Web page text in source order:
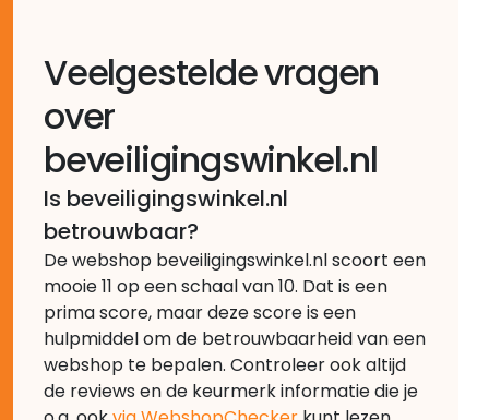
Veelgestelde vragen
over
beveiligingswinkel.nl
Is beveiligingswinkel.nl
betrouwbaar?
De webshop beveiligingswinkel.nl scoort een
mooie 11 op een schaal van 10. Dat is een
prima score, maar deze score is een
hulpmiddel om de betrouwbaarheid van een
webshop te bepalen. Controleer ook altijd
de reviews en de keurmerk informatie die je